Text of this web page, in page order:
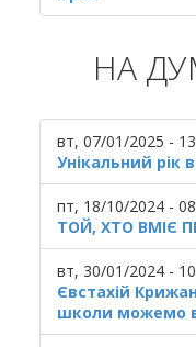
НА
вт, 07/01/2025 -
Унікальний рік
пт, 18/10/2024 -
ТОЙ, ХТО ВМІЄ
вт, 30/01/2024 -
Євстахій
школи можемо